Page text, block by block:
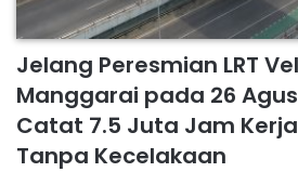
Jelang Peresmian LRT
Manggarai pada 26
Catat 7.5 Juta Jam
Tanpa Kecelakaan